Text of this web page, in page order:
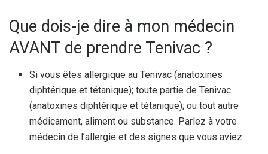
Que dois-je dire à mon médecin
AVANT de prendre Tenivac ?
Si vous êtes allergique au Tenivac (anatoxines
diphtérique et tétanique); toute partie de Tenivac
(anatoxines diphtérique et tétanique); ou tout autre
médicament, aliment ou substance. Parlez à votre
médecin de l’allergie et des signes que vous aviez.